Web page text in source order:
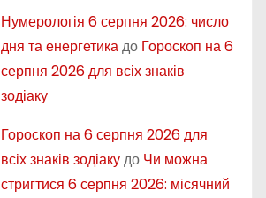
Нумерологія 6 серпня 2026: число
дня та енергетикадо Гороскоп на 6
серпня 2026 для всіх знаків
зодіаку
Гороскоп на 6 серпня 2026 для
всіх знаків зодіакудо Чи можна
стригтися 6 серпня 2026: місячний